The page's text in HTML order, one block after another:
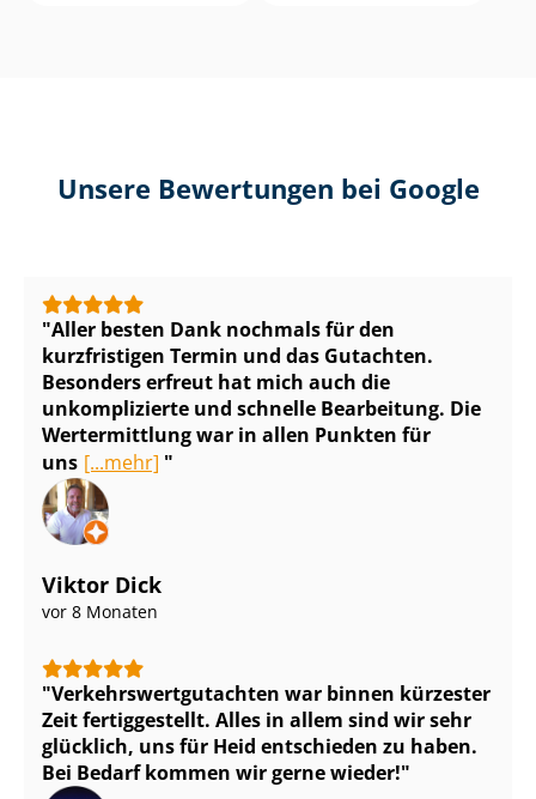
Unsere Bewertungen bei Google
Aller besten Dank nochmals für den
kurzfristigen Termin und das Gutachten.
Besonders erfreut hat mich auch die
unkomplizierte und schnelle Bearbeitung. Die
Wertermittlung war in allen Punkten für
uns [...mehr]
Viktor Dick
vor 8 Monaten
Ver­kehrs­wert­gut­ach­ten war binnen kürzester
Zeit fertiggestellt. Alles in allem sind wir sehr
glücklich, uns für Heid entschieden zu haben.
Bei Bedarf kommen wir gerne wieder!